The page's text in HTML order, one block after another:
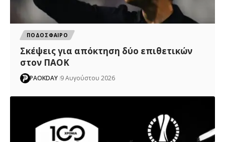
ΠΟΔΟΣΦΑΙΡΟ
Σκέψεις για απόκτηση δύο επιθετικών
στον ΠΑΟΚ
PAOKDAY 9 Αυγούστου 2026